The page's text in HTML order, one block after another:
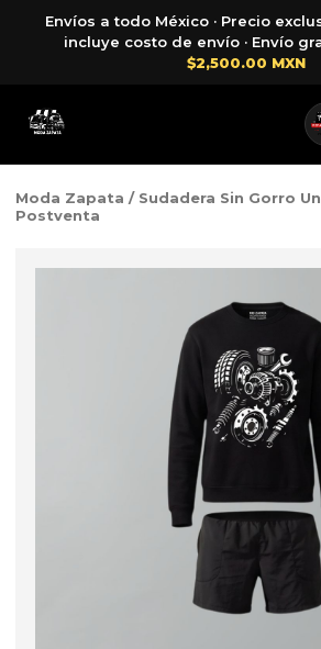
Envíos a todo México · Precio
incluye costo de envío · Envío
$2,500.00 MXN
Moda Zapata / Sudadera Sin Gorro
Postventa